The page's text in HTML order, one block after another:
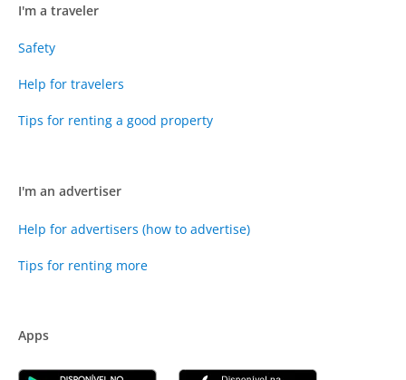
I'm a traveler
Safety
Help for travelers
Tips for renting a good property
I'm an advertiser
Help for advertisers (how to advertise)
Tips for renting more
Apps